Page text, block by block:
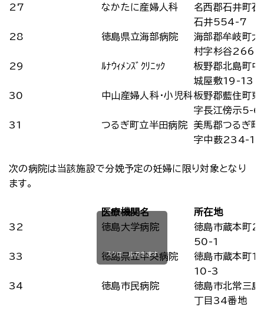
27
なかたに産婦人科
名西郡石井町石
石井554-7
28
徳島県立海部病院
海部郡牟岐町大
村字杉谷266
29
ﾙﾅｳｨﾒﾝｽﾞｸﾘﾆｯｸ
板野郡北島町中
城屋敷19-13
30
中山産婦人科・小児科板野郡藍住町東
字長江傍示5-6
31
つるぎ町立半田病院
美馬郡つるぎ町
字中薮234-1
次の病院は当該施設で分娩予定の妊婦に限り対象となり
ます｡
医療機関名
所在地
32
徳島大学病院
徳島市蔵本町2
50-1
33
徳島県立中央病院
徳島市蔵本町1
10-3
34
徳島市民病院
徳島市北常三
丁目34番地
スクロールできます